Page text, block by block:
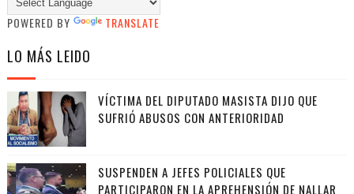
POWERED BY TRANSLATE
LO MÁS LEIDO
VÍCTIMA DEL DIPUTADO MASISTA DIJO QUE
SUFRIÓ ABUSOS CON ANTERIORIDAD
SUSPENDEN A JEFES POLICIALES QUE
PARTICIPARON EN LA APREHENSIÓN DE NALLAR